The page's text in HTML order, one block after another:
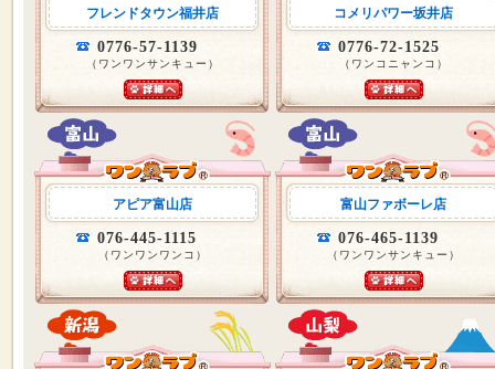
フレンドタウン福井店
0776-57-1139
（ワンワンサンキュー）
コメリパワー坂井店
0776-72-1525
（ワンコニャンコ）
アピア富山店
076-445-1115
（ワンワンワンコ）
富山ファボーレ店
076-465-1139
（ワンワンサンキュー）